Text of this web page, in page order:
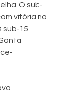
O sub-
vitória na
sub-15